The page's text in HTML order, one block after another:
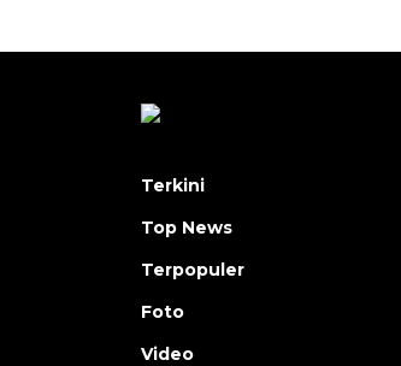
Terkini
Top News
Terpopuler
Foto
Video